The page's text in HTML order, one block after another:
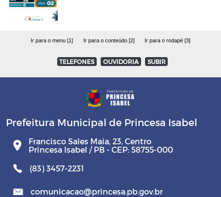
Ir para o menu [1] Ir para o conteúdo [2] Ir para o rodapé [3]
TELEFONES OUVIDORIA SUBIR
Prefeitura Municipal de Princesa Isabel
Francisco Sales Maia, 23, Centro
Princesa Isabel / PB - CEP: 58755-000
(83) 3457-2231
comunicacao@princesa.pb.gov.br